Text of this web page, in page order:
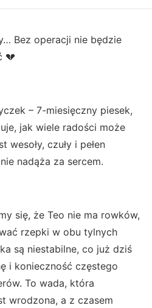
Bez operacji nie będzie
💔
– 7-miesięczny piesek,
jak wiele radości może
wesoły, czuły i pełen
nadąża za sercem.
się, że Teo nie ma rowków,
rzepki w obu tylnych
są niestabilne, co już dziś
i konieczność częstego
To wada, która
wrodzona, a z czasem